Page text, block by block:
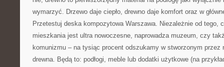
wymarzyć. Drzewo daje ciepło, drewno daje komfort oraz w
Przetestuj deska kompozytowa Warszawa. Niezależnie od tego,
mieszkania jest ultra nowoczesne, naprowadza muzeum, czy
komunizmu – na tysiąc procent odszukamy w stworzonym przez
drewna. Będą to: podłogi, meble lub dodatki użytkowe (na